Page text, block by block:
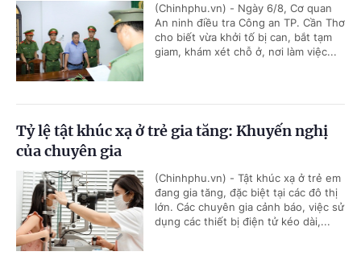
(Chinhphu.vn) - Ngày 6/8, Cơ quan
An ninh điều tra Công an TP. Cần Thơ
cho biết vừa khởi tố bị can, bắt tạm
giam, khám xét chỗ ở, nơi làm việc...
Tỷ lệ tật khúc xạ ở trẻ gia tăng: Khuyến nghị
của chuyên gia
(Chinhphu.vn) - Tật khúc xạ ở trẻ em
đang gia tăng, đặc biệt tại các đô thị
lớn. Các chuyên gia cảnh báo, việc sử
dụng các thiết bị điện tử kéo dài,...